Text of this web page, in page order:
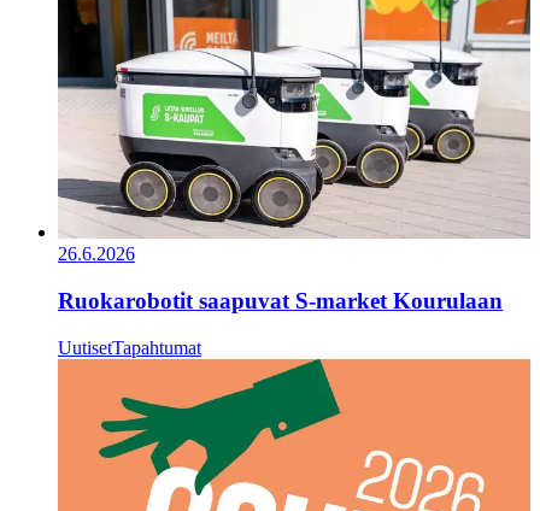
26.6.2026
Ruokarobotit saapuvat S-market Kourulaan
UutisetTapahtumat